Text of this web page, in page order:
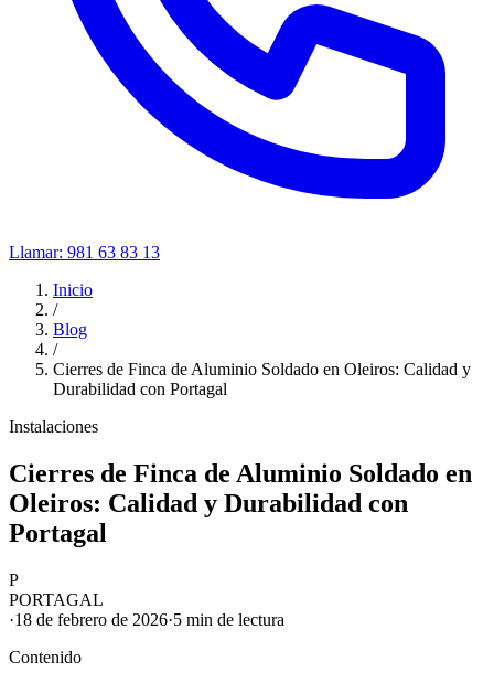
Llamar: 981 63 83 13
Inicio
/
Blog
/
Cierres de Finca de Aluminio Soldado en Oleiros: Calidad y
Durabilidad con Portagal
Instalaciones
Cierres de Finca de Aluminio Soldado en
Oleiros: Calidad y Durabilidad con
Portagal
P
PORTAGAL
·18 de febrero de 2026·5 min de lectura
Contenido